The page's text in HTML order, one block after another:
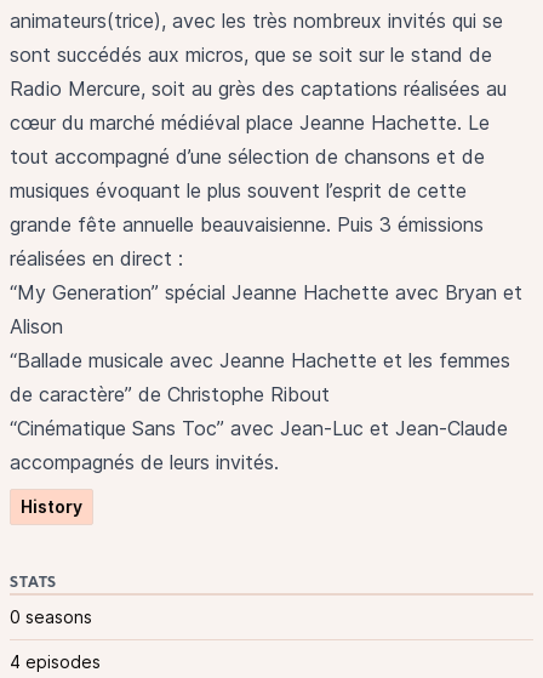
animateurs(trice), avec les très nombreux invités qui se
sont succédés aux micros, que se soit sur le stand de
Radio Mercure, soit au grès des captations réalisées au
cœur du marché médiéval place Jeanne Hachette. Le
tout accompagné d’une sélection de chansons et de
musiques évoquant le plus souvent l’esprit de cette
grande fête annuelle beauvaisienne. Puis 3 émissions
réalisées en direct :
“My Generation” spécial Jeanne Hachette avec Bryan et
Alison
“Ballade musicale avec Jeanne Hachette et les femmes
de caractère” de Christophe Ribout
“Cinématique Sans Toc” avec Jean-Luc et Jean-Claude
accompagnés de leurs invités.
History
STATS
0 seasons
4 episodes